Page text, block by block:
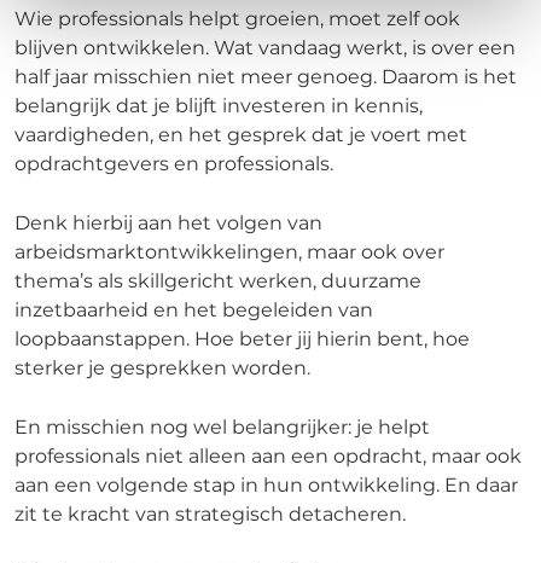
Wie professionals helpt groeien, moet zelf ook
blijven ontwikkelen. Wat vandaag werkt, is over een
half jaar misschien niet meer genoeg. Daarom is het
belangrijk dat je blijft investeren in kennis,
vaardigheden, en het gesprek dat je voert met
opdrachtgevers en professionals.
Denk hierbij aan het volgen van
arbeidsmarktontwikkelingen, maar ook over
thema’s als skillgericht werken, duurzame
inzetbaarheid en het begeleiden van
loopbaanstappen. Hoe beter jij hierin bent, hoe
sterker je gesprekken worden.
En misschien nog wel belangrijker: je helpt
professionals niet alleen aan een opdracht, maar ook
aan een volgende stap in hun ontwikkeling. En daar
zit te kracht van strategisch detacheren.